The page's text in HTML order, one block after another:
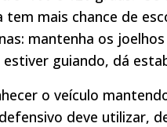
mais chance de
mantenha os
guiando, dá
o veículo
deve utilizar,